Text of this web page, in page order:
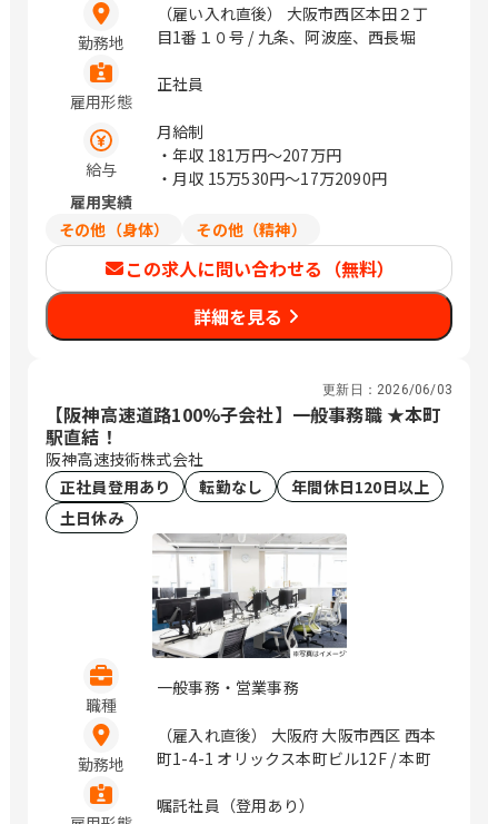
勤務地
（雇い入れ直後） 大阪市西区本田２丁
目1番１０号 / 九条、阿波座、西長堀
雇用形態
正社員
給与
月給制
・年収 181万円〜207万円
・月収 15万530円〜17万2090円
雇用実績
その他（身体）
その他（精神）
この求人に問い合わせる（無料）
詳細を見る
更新日： 2026/06/03
【阪神高速道路100%子会社】一般事務職 ★本町
駅直結！
阪神高速技術株式会社
正社員登用あり
転勤なし
年間休日120日以上
土日休み
職種
一般事務・営業事務
勤務地
（雇入れ直後） 大阪府 大阪市西区 西本
町1-4-1 オリックス本町ビル12F / 本町
嘱託社員（登用あり）